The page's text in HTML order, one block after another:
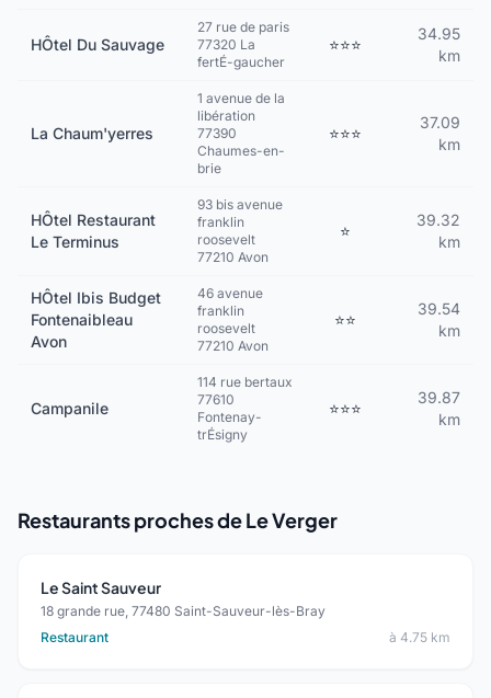
HÔtel Du Sauvage
27 rue de paris
77320 La
fertÉ-gaucher
⭐⭐⭐
34.95
km
La Chaum'yerres
1 avenue de la
libération
77390
Chaumes-en-
brie
⭐⭐⭐
37.09
km
HÔtel Restaurant
Le Terminus
93 bis avenue
franklin
roosevelt
77210 Avon
⭐
39.32
km
HÔtel Ibis Budget
Fontenaibleau
Avon
46 avenue
franklin
roosevelt
77210 Avon
⭐⭐
39.54
km
Campanile
114 rue bertaux
77610
Fontenay-
trÉsigny
⭐⭐⭐
39.87
km
Restaurants proches de Le Verger
Le Saint Sauveur
18 grande rue, 77480 Saint-Sauveur-lès-Bray
Restaurant
à 4.75 km